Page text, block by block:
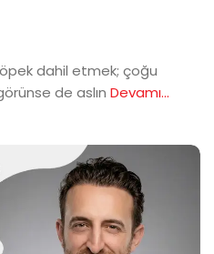
dahil etmek; çoğu
de aslın Devamı...